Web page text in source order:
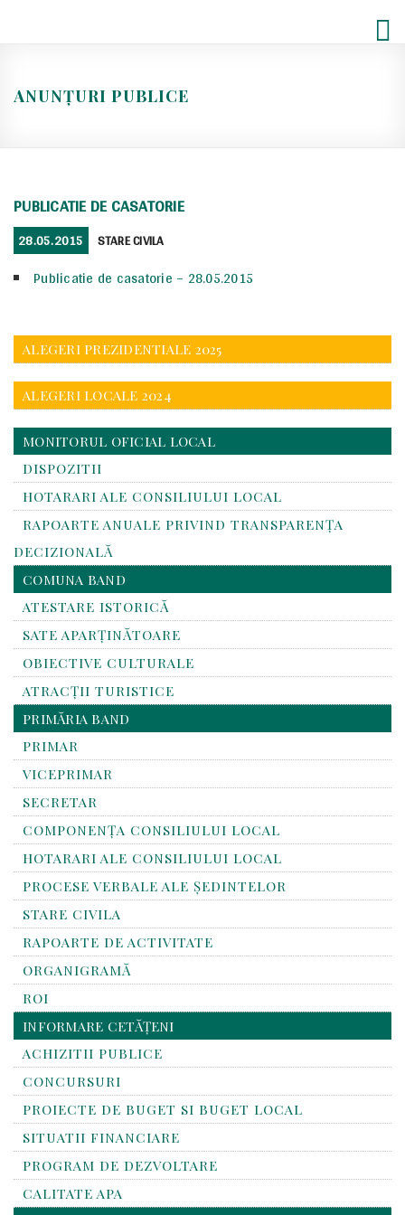
ANUNȚURI PUBLICE
PUBLICATIE DE CASATORIE
POSTED
ON
28.05.2015 CATEGORIES
STARE CIVILA
Publicatie de casatorie – 28.05.2015
ALEGERI PREZIDENTIALE 2025
ALEGERI LOCALE 2024
MONITORUL OFICIAL LOCAL
DISPOZITII
HOTARARI ALE CONSILIULUI LOCAL
RAPOARTE ANUALE PRIVIND TRANSPARENŢA
DECIZIONALĂ
COMUNA BAND
ATESTARE ISTORICĂ
SATE APARȚINĂTOARE
OBIECTIVE CULTURALE
ATRACȚII TURISTICE
PRIMĂRIA BAND
PRIMAR
VICEPRIMAR
SECRETAR
COMPONENȚA CONSILIULUI LOCAL
HOTARARI ALE CONSILIULUI LOCAL
PROCESE VERBALE ALE ȘEDINTELOR
STARE CIVILA
RAPOARTE DE ACTIVITATE
ORGANIGRAMĂ
ROI
INFORMARE CETĂȚENI
ACHIZITII PUBLICE
CONCURSURI
PROIECTE DE BUGET SI BUGET LOCAL
SITUATII FINANCIARE
PROGRAM DE DEZVOLTARE
CALITATE APA